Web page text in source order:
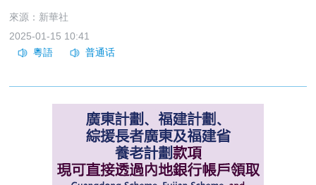
來源：新華社
2025-01-15 10:41